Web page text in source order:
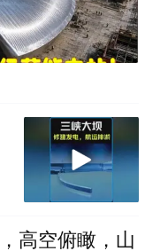
高空俯瞰，山